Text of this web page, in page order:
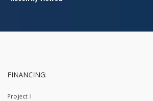
FINANCING:
Project I